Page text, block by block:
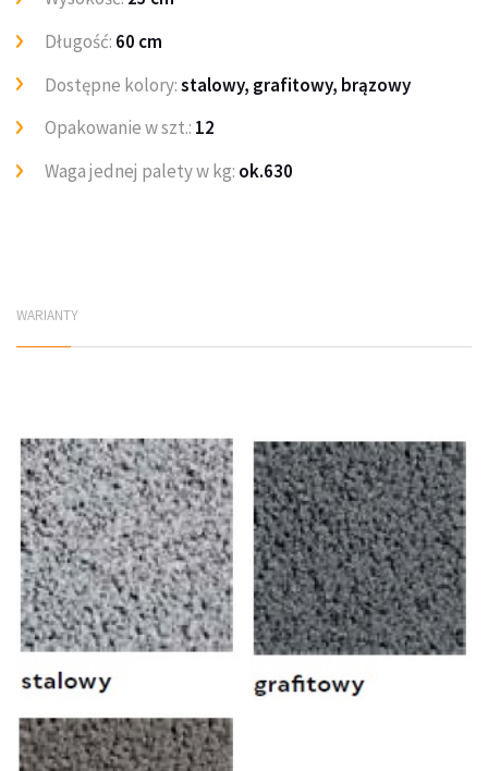
Długość: 60 cm
Dostępne kolory:stalowy, grafitowy, brązowy
Opakowanie w szt.: 12
Waga jednej palety w kg: ok.630
WARIANTY